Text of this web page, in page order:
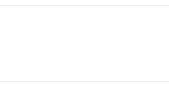
be at your disposal to